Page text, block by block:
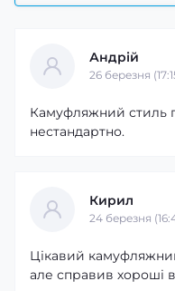
Андрій
26 березня
Камуфляжний стиль
нестандартно.
Кирил
24 березня
Цікавий
але справив хороші